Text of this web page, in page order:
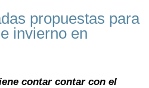
propuestas para
invierno en
contar contar con el